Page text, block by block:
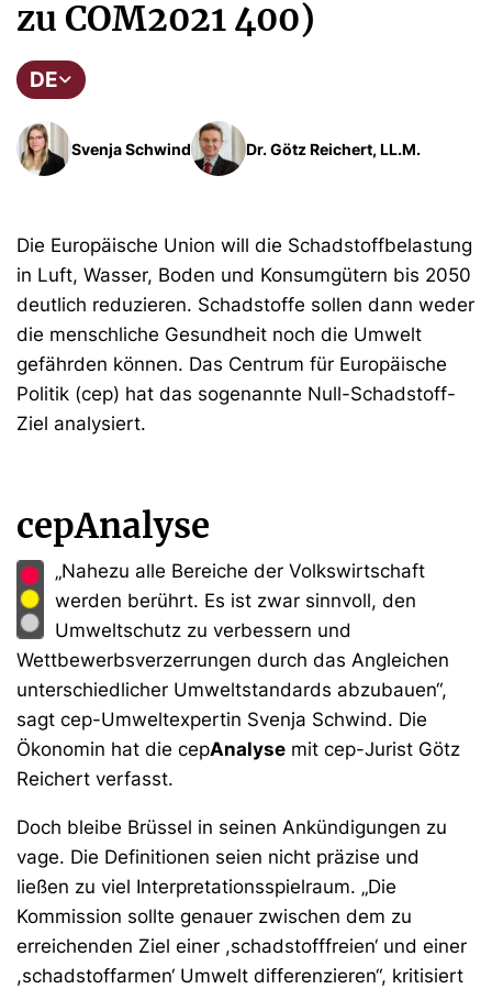
zu COM2021 400)
DE
Svenja Schwind Dr. Götz Reichert, LL.M.
Die Europäische Union will die Schadstoffbelastung
in Luft, Wasser, Boden und Konsumgütern bis 2050
deutlich reduzieren. Schadstoffe sollen dann weder
die menschliche Gesundheit noch die Umwelt
gefährden können. Das Centrum für Europäische
Politik (cep) hat das sogenannte Null-Schadstoff-
Ziel analysiert.
cepAnalyse
„Nahezu alle Bereiche der Volkswirtschaft
werden berührt. Es ist zwar sinnvoll, den
Umweltschutz zu verbessern und
Wettbewerbsverzerrungen durch das Angleichen
unterschiedlicher Umweltstandards abzubauen“,
sagt cep-Umweltexpertin Svenja Schwind. Die
Ökonomin hat die cepAnalysemit cep-Jurist Götz
Reichert verfasst.
Doch bleibe Brüssel in seinen Ankündigungen zu
vage. Die Definitionen seien nicht präzise und
ließen zu viel Interpretationsspielraum. „Die
Kommission sollte genauer zwischen dem zu
erreichenden Ziel einer ,schadstofffreien‘ und einer
,schadstoffarmen‘ Umwelt differenzieren“, kritisiert